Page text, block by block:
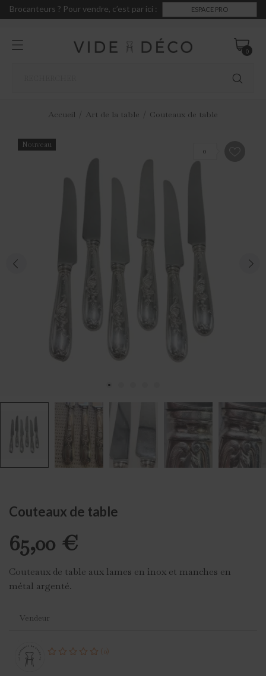
Brocanteurs ? Pour vendre, c’est par ici : ESPACE PRO
0
Accueil Art de la table Couteaux de table
0
Nouveau
Couteaux de table
65,00 €
Couteaux de table aux lames en inox et manches en
métal argenté.
Vendeur
(0)